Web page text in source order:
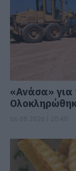
«Ανάσα» για